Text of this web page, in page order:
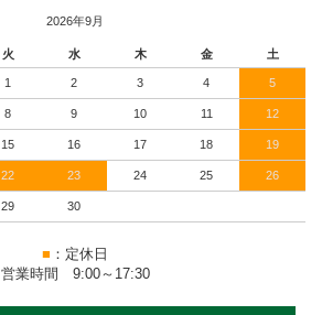
2026年9月
火 水 木 金 土
1 2 3 4 5
8 9 10 11 12
15 16 17 18 19
22 23 24 25 26
29 30
■ ：定休日
営業時間 9:00～17:30